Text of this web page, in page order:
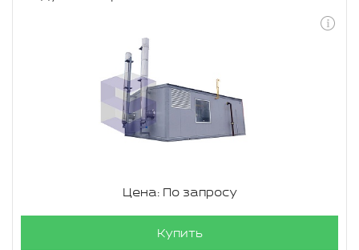
Цена: По запросу
Купить